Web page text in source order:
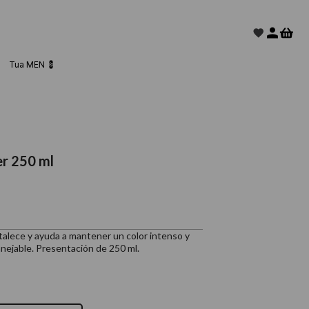
Tua MEN 💈
250 ml
y ayuda a mantener un color intenso y
Presentación de 250 ml.